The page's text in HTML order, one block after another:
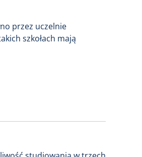
przez uczelnie
szkołach mają